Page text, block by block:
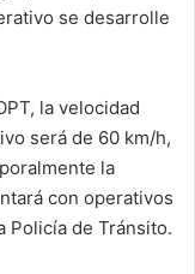
se desarrolle
la velocidad
será de 60 km/h,
la
con operativos
Policía de Tránsito.